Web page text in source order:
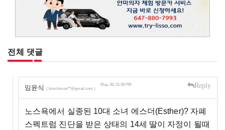
전체 댓글
임윤식 ( kimchiman**@gmail.com )
May, 26, 01:39 PM Reply
노스욕에서 실종된 10대 소녀 에스더(Esther)? 자폐
스펙트럼 진단을 받은 상태의 14세 딸이 자정이 될때